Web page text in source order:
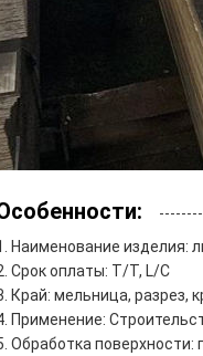
Наименование изделия:
Срок оплаты: T/T, L/C
Край: мельница, разрез,
Применение:
Обработка поверхности: